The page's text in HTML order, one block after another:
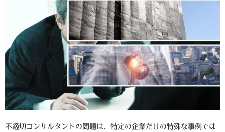
不適切コンサルタントの問題は、特定の企業だけの特殊な事例では